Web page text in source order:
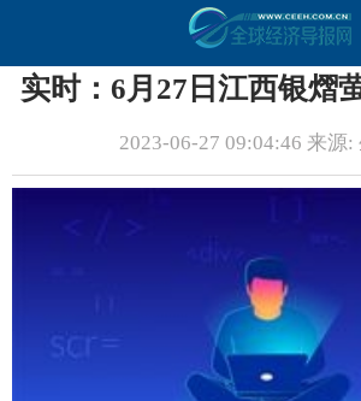
实时：6月27日江西银熠
2023-06-27 09:04:46 来源: